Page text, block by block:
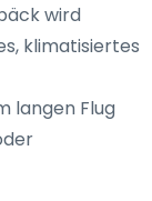
wird
klimatisiertes
langen Flug